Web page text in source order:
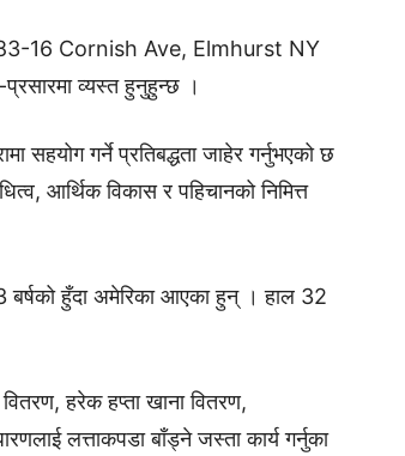
83-16 Cornish Ave, Elmhurst NY
व्यस्त हुनुहुन्छ ।
गर्ने प्रतिबद्धता जाहेर गर्नुभएको छ
आर्थिक विकास र पहिचानको निमित्त
बर्षको हुँदा अमेरिका आएका हुन् । हाल 32
हरेक हप्ता खाना वितरण,
लत्ताकपडा बाँड्ने जस्ता कार्य गर्नुका